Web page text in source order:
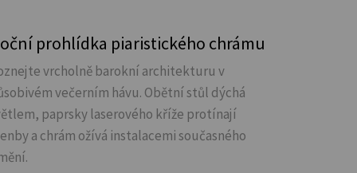
prohlídka piaristického chrámu
vrcholně barokní architekturu v
večerním hávu. Obětní stůl dýchá
paprsky laserového kříže protínají
a chrám ožívá instalacemi současného